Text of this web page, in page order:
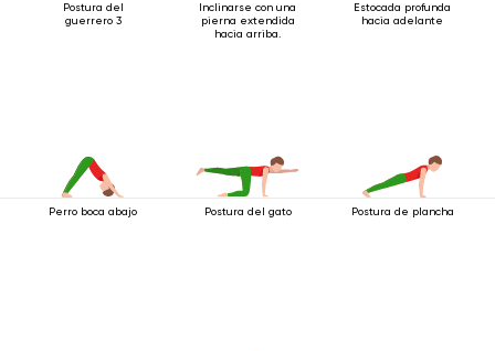
Postura del
guerrero 3
Inclinarse con una
pierna extendida
hacia arriba.
Estocada profunda
hacia adelante
Perro boca abajo Postura del gato Postura de plancha